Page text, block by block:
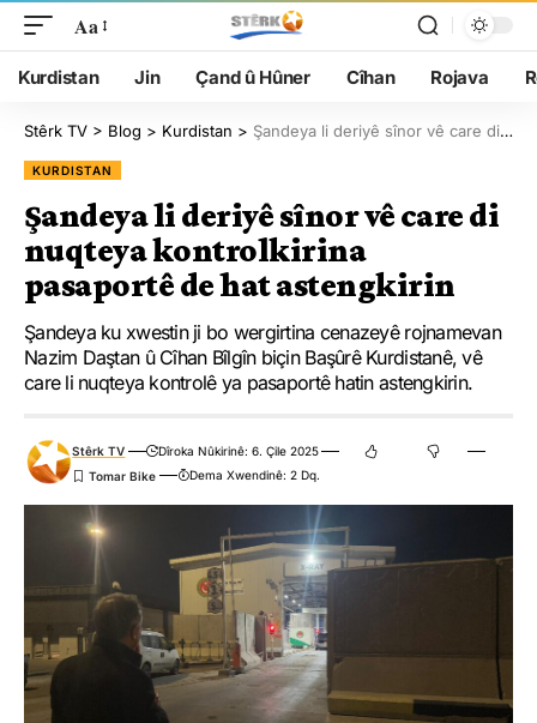
Aa
Kurdistan Jin Çand û Hûner Cîhan Rojava
Stêrk TV > Blog > Kurdistan > Şandeya li deriyê sînor vê care di nuqteya kontrolkirina pasaportê de hat astengkirin
KURDISTAN
Şandeya li deriyê sînor vê care di
nuqteya kontrolkirina
pasaportê de hat astengkirin
Şandeya ku xwestin ji bo wergirtina cenazeyê rojnamevan
Nazim Daştan û Cîhan Bîlgîn biçin Başûrê Kurdistanê, vê
care li nuqteya kontrolê ya pasaportê hatin astengkirin.
Stêrk TV
Dîroka Nûkirinê: 6. Çile 2025
Dema Xwendinê: 2 Dq.